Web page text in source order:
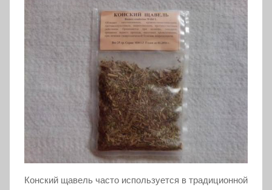
Конский щавель часто используется в традиционной